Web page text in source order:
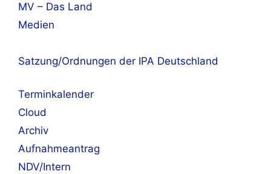
MV – Das Land
Medien
Satzung/Ordnungen der IPA Deutschland
Terminkalender
Cloud
Archiv
Aufnahmeantrag
NDV/Intern